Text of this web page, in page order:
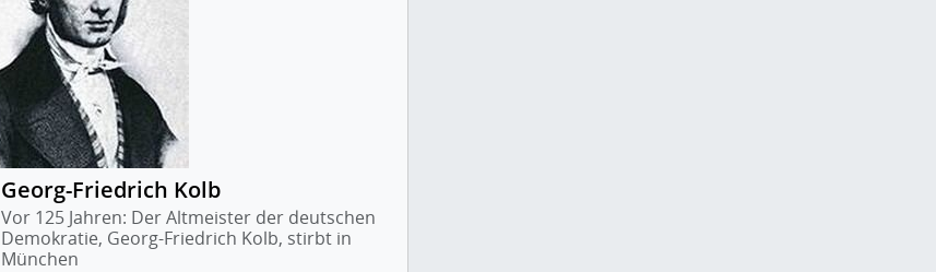
Georg-Friedrich Kolb
Vor 125 Jahren: Der Altmeister der deutschen
Demokratie, Georg-Friedrich Kolb, stirbt in
München